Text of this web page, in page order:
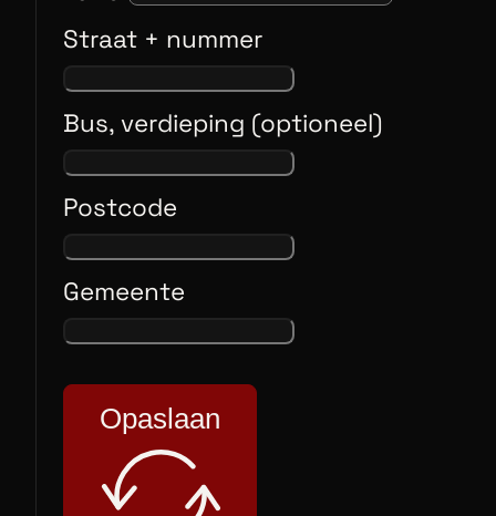
Straat + nummer
Bus, verdieping (optioneel)
Postcode
Gemeente
Opaslaan